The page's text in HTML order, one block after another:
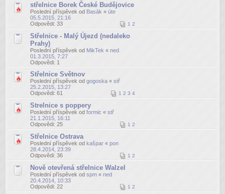
střelnice Borek České Budějovice
Poslední příspěvek od Basák « úte
05.5.2015, 21:16
Odpovědi: 33 1 2
Střelnice - Malý Újezd (nedaleko
Prahy)
Poslední příspěvek od MikTek « ned
01.3.2015, 7:27
Odpovědi: 1
Střelnice Světnov
Poslední příspěvek od gogoska « stř
25.2.2015, 13:27
Odpovědi: 61 1 2 3 4
Strelnice s poppery
Poslední příspěvek od formic « stř
21.1.2015, 16:11
Odpovědi: 25 1 2
Střelnice Ostrava
Poslední příspěvek od kašpar « pon
28.4.2014, 23:39
Odpovědi: 36 1 2
Nově otevřená střelnice Walzel
Poslední příspěvek od spm « ned
20.4.2014, 10:33
Odpovědi: 22 1 2